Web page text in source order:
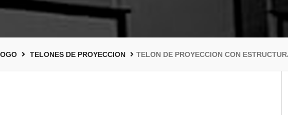
TELONES DE PROYECCION TELON DE PROYECCION CON